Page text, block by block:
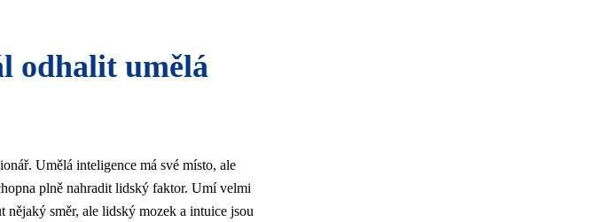
odhalit umělá
Umělá inteligence má své místo, ale
plně nahradit lidský faktor. Umí velmi
nějaký směr, ale lidský mozek a intuice jsou